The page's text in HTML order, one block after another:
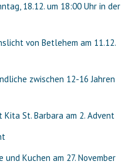
18.12. um 18:00 Uhr in der
von Betlehem am 11.12.
zwischen 12-16 Jahren
St. Barbara am 2. Advent
Kuchen am 27. November